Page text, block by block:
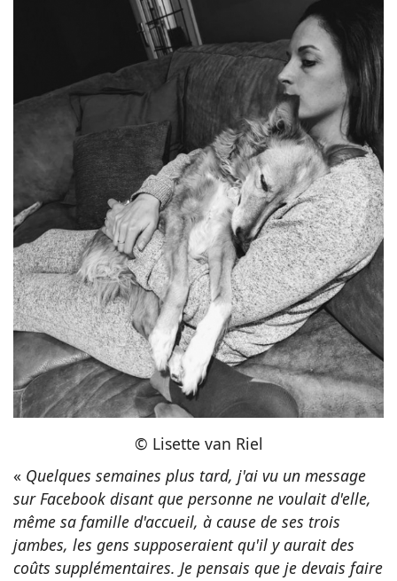
© Lisette van Riel
« Quelques semaines plus tard, j'ai vu un message
sur Facebook disant que personne ne voulait d'elle,
même sa famille d'accueil, à cause de ses trois
jambes, les gens supposeraient qu'il y aurait des
coûts supplémentaires. Je pensais que je devais faire